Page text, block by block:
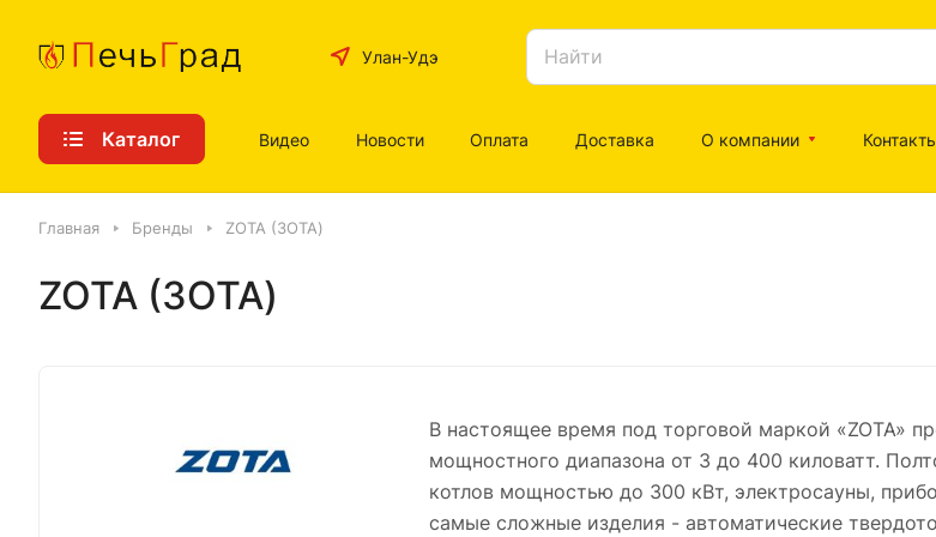
Улан-Удэ
Каталог Видео Новости Оплата Доставка О компании
Главная Бренды ZOTA (ЗОТА)
ZOTA (ЗОТА)
В настоящее время под торговой маркой «ZOTA»
мощностного диапазона от 3 до 400 киловатт.
котлов мощностью до 300 кВт, электросауны,
самые сложные изделия - автоматические